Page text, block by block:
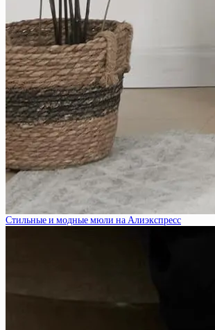
Стильные и модные мюли на Алиэкспресс